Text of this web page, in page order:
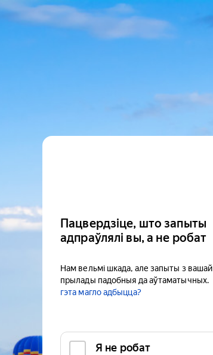
Пацвердзіце, што запыты
адпраўлялі вы, а не робат
Нам вельмі шкада, але запыты з вашай
прылады падобныя да аўтаматычных.
гэта магло адбыцца?
Я не робат